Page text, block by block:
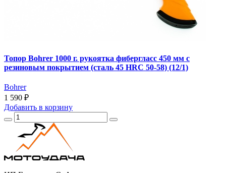
Топор Bohrer 1000 г. рукоятка фибергласс 450 мм с
резиновым покрытием (cталь 45 HRC 50-58) (12/1)
Bohrer
1 590 ₽
Добавить в корзину